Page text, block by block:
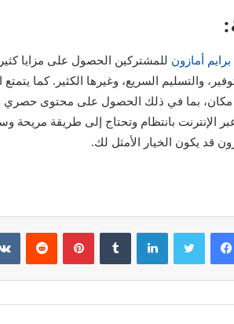
برايم أمازون للمشتركين الحصول على مزايا
والتسليم السريع، وغيرها الكثير. كما
بما في ذلك الحصول على محتوى حصري
الإنترنت بانتظام وتحتاج إلى طريقة مريحة
قد يكون الخيار الأمثل لك.
فيسبوك لينكدإن بينتيريست